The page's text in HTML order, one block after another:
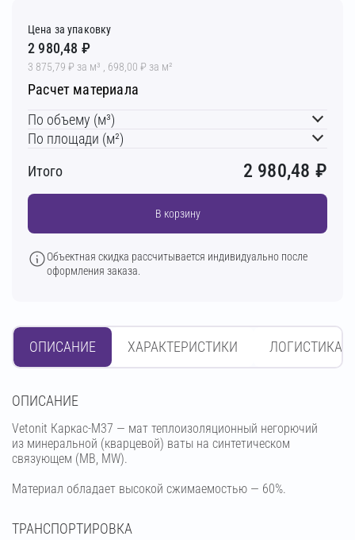
Цена за упаковку
2 980,48 ₽
3 875,79 ₽ за м³ , 698,00 ₽ за м²
Расчет материала
По объему (м³)
По площади (м²)
Итого
2 980,48 ₽
В корзину
Объектная скидка рассчитывается индивидуально после
оформления заказа.
ОПИСАНИЕ ХАРАКТЕРИСТИКИ ЛОГИСТИКА
OПИСАНИЕ
Vetonit Каркас-М37 — мат теплоизоляционный негорючий
из минеральной (кварцевой) ваты на синтетическом
связующем (МВ, MW).
Материал обладает высокой сжимаемостью — 60%.
ТРАНСПОРТИРОВКА